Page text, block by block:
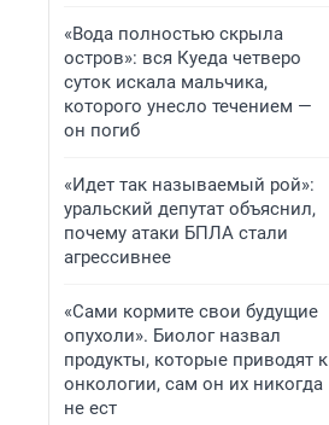
«Вода полностью скрыла
остров»: вся Куеда четверо
суток искала мальчика,
которого унесло течением —
он погиб
«Идет так называемый рой»:
уральский депутат объяснил,
почему атаки БПЛА стали
агрессивнее
«Сами кормите свои будущие
опухоли». Биолог назвал
продукты, которые приводят к
онкологии, сам он их никогда
не ест